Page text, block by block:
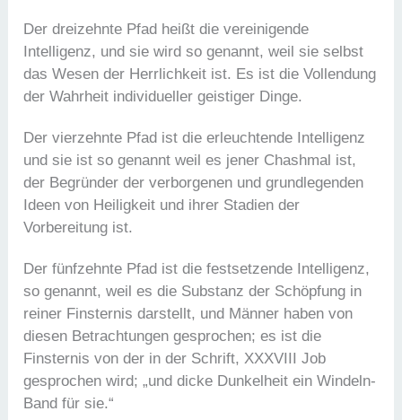
Der dreizehnte Pfad heißt die vereinigende
Intelligenz, und sie wird so genannt, weil sie selbst
das Wesen der Herrlichkeit ist. Es ist die Vollendung
der Wahrheit individueller geistiger Dinge.
Der vierzehnte Pfad ist die erleuchtende Intelligenz
und sie ist so genannt weil es jener Chashmal ist,
der Begründer der verborgenen und grundlegenden
Ideen von Heiligkeit und ihrer Stadien der
Vorbereitung ist.
Der fünfzehnte Pfad ist die festsetzende Intelligenz,
so genannt, weil es die Substanz der Schöpfung in
reiner Finsternis darstellt, und Männer haben von
diesen Betrachtungen gesprochen; es ist die
Finsternis von der in der Schrift, XXXVIII Job
gesprochen wird; „und dicke Dunkelheit ein Windeln-
Band für sie.“